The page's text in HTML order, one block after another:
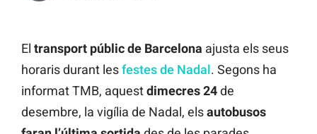
El transport públic de Barcelona ajusta els seus
horaris durant lesfestes de Nadal. Segons ha
informat TMB, aquestdimecres 24de
desembre, la vigília de Nadal, elsautobusos